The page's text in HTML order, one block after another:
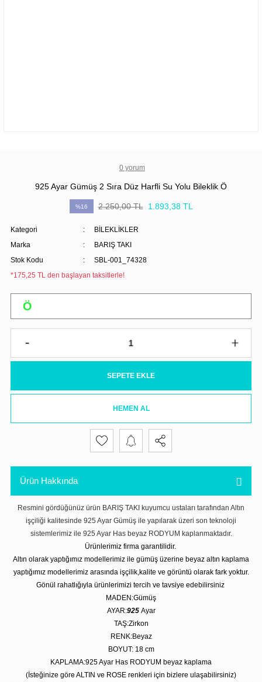
0 yorum
925 Ayar Gümüş 2 Sıra Düz Harfli Su Yolu Bileklik Ö
%16 2.250,00 TL 1.893,38 TL
Kategori
BİLEKLİKLER
Marka
BARIŞ TAKI
Stok Kodu
SBL-001_74328
*175,25 TL den başlayan taksitlerle!
SEPETE EKLE
HEMEN AL
Ürün Hakkında
Resmini gördüğünüz ürün BARIŞ TAKI kuyumcu ustaları tarafından Altın
işçiliği kalitesinde 925 Ayar Gümüş ile yapılarak üzeri son teknoloji
sistemlerimiz ile 925 Ayar Has beyaz RODYUM kaplanmaktadır.
Ürünlerimiz firma garantilidir.
Altın olarak yaptığımız modellerimiz ile gümüş üzerine beyaz altın kaplama
yaptığımız modellerimiz arasında işçilik,kalite ve görüntü olarak fark yoktur.
Gönül rahatlığıyla ürünlerimizi tercih ve tavsiye edebilirsiniz
MADEN:Gümüş
AYAR:925 Ayar
TAŞ:Zirkon
RENK:Beyaz
BOYUT: 18 cm
KAPLAMA:925 Ayar Has RODYUM beyaz kaplama
(İsteğinize göre ALTIN ve ROSE renkleri için bizlere ulaşabilirsiniz)